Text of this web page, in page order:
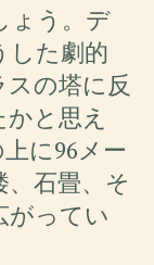
ょう。デ
した劇的
の塔に反
と思え
に96メー
石畳、そ
がってい